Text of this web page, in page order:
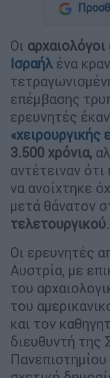
Οι αρχαιολόγοι
Ισραήλ ένα
επέμβασης
ερευνητές
«χειρουργικής
3.500 χρόνια,
αντέτειναν
να ανοίχτηκε
μετά θάνατον
τελετουργικού.
Οι ερευνητές
Αυστρία, με
του
του
και τον
διευθυντή της